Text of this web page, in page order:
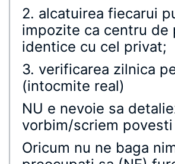
2. alcatuirea fiecarui
impozite ca centru
identice cu cel privat;
3. verificarea zilnica
(intocmite real)
NU e nevoie sa
vorbim/scriem
Oricum nu ne baga